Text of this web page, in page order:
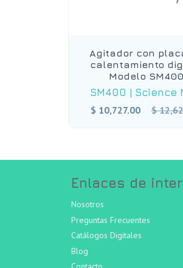
Agitador con
calentamiento
Modelo SM400
SM400 | Science
$ 10,727.00
Precio
$
Enlaces de
Nosotros
Preguntas Frecuentes
Catálogos Digitales
Blog